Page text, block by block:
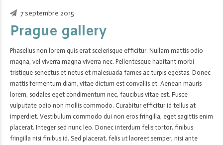
7 septembre 2015
Prague gallery
Phasellus non lorem quis erat scelerisque efficitur. Nullam mattis odio
magna, vel viverra magna viverra nec. Pellentesque habitant morbi
tristique senectus et netus et malesuada fames ac turpis egestas. Donec
mattis fermentum diam, vitae dictum est convallis et. Aenean mauris
lorem, sodales eget condimentum nec, faucibus vitae est. Fusce
vulputate odio non mollis commodo. Curabitur efficitur id tellus at
imperdiet. Vestibulum commodo dui non eros fringilla, eget sagittis enim
placerat. Integer sed nunc leo. Donec interdum felis tortor, finibus
fringilla nisi finibus id. Sed placerat, felis ut laoreet semper, nisi ante